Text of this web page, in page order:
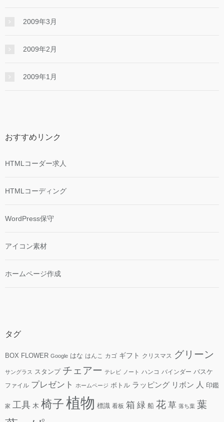
2009年3月
2009年2月
2009年1月
おすすめリンク
HTMLコーダー求人
HTMLコーディング
WordPress保守
アイコン素材
ホームページ作成
タグ
BOX FLOWER Google はな はんこ カゴ ギフト クリスマス グリーン
サングラス スタンプ チェアー テレビ ノート ハンコ バインダー バスケ
ファイル プレゼント ホームページ ボトル ラッピング リボン 人 印鑑
家 工具 木 椅子植物 標識 看板 箱 緑 船 花 草 落ち葉 葉